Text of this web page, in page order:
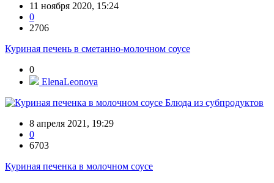
11 ноября 2020, 15:24
0
2706
Куриная печень в сметанно-молочном соусе
0
ElenaLeonova
Блюда из субпродуктов
8 апреля 2021, 19:29
0
6703
Куриная печенка в молочном соусе